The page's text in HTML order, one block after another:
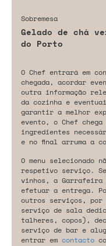
Sobremesa
Gelado de chá
do Porto
O Chef entrará em
chegada, acordar
outra informação
da cozinha e
garantir a melhor
evento, o Chef chega
ingredientes
e no final arruma a
O menu selecionado
respetivo serviço. Se
vinhos, a Garrafeira
efetuar a entrega.
outros serviços, por
serviço de sala
talheres, copos),
serviço de bar e
entrar em contacto